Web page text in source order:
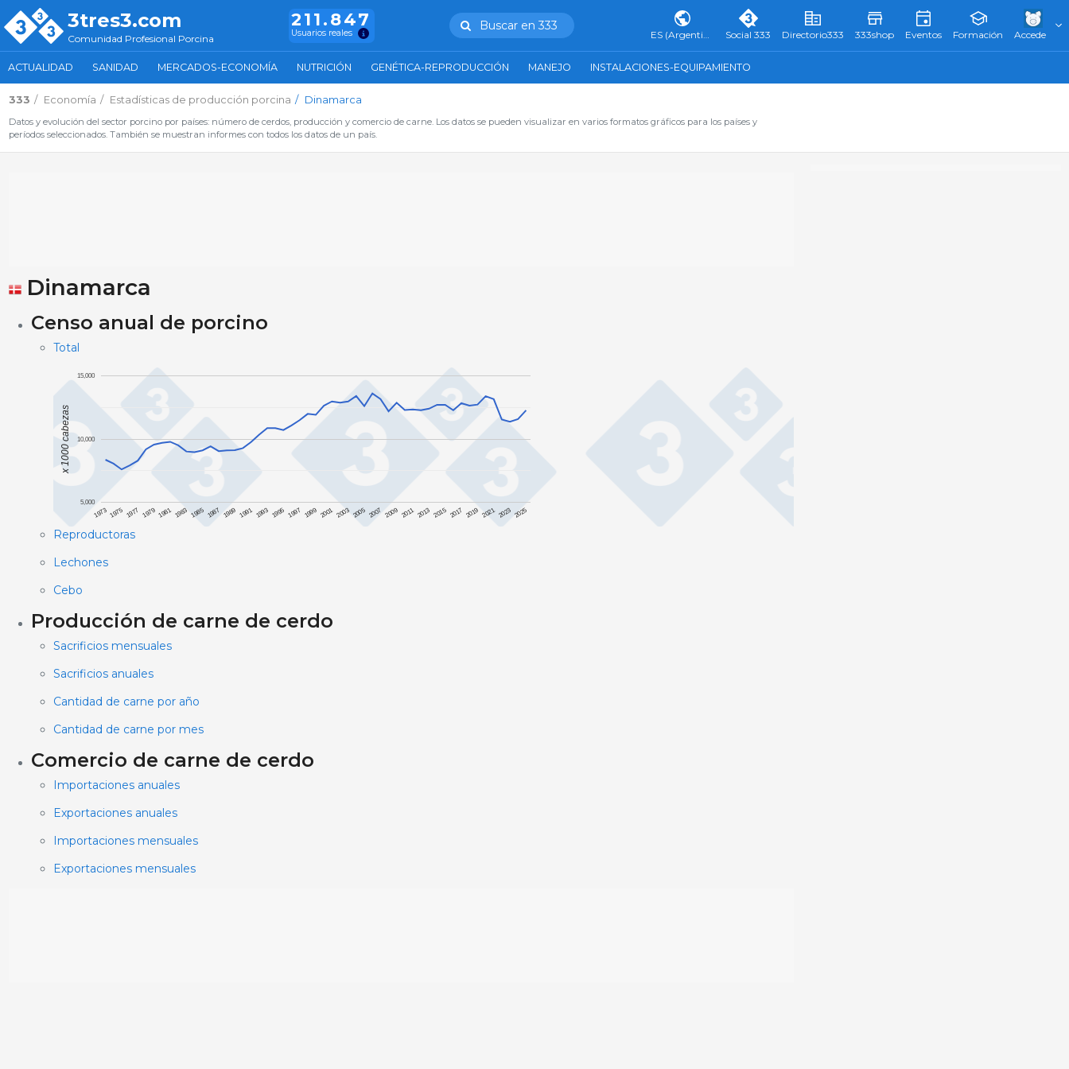
3tres3.com
Comunidad Profesional Porcina
211.847
Usuarios reales
Buscar en 333
ES (Argentina) Social 333 Directorio333 333shop Eventos Formación Accede
ACTUALIDAD SANIDAD MERCADOS-ECONOMÍA NUTRICIÓN GENÉTICA-REPRODUCCIÓN MANEJO INSTALACIONES-EQUIPAMIENTO
333 Economía Estadísticas de producción porcina Dinamarca
Datos y evolución del sector porcino por países: número de cerdos, producción y comercio de carne. Los datos se pueden visualizar en varios formatos gráficos para los países y
períodos seleccionados. También se muestran informes con todos los datos de un país.
Dinamarca
Censo anual de porcino
Total
1973 1975 1977 1979 1981 1983 1985 1987 1989 1991 1993 1995 1997 1999 2001 2003 2005 2007 2009 2011 2013 2015 2017 2019 2021 2023 2025
5,000
10,000
15,000
x 1000 cabezas
Reproductoras
Lechones
Cebo
Producción de carne de cerdo
Sacrificios mensuales
Sacrificios anuales
Cantidad de carne por año
Cantidad de carne por mes
Comercio de carne de cerdo
Importaciones anuales
Exportaciones anuales
Importaciones mensuales
Exportaciones mensuales